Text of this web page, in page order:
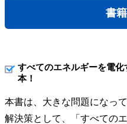
書
すべてのエネルギーを電
本！
本書は、大きな問題になっ
解決策として、「すべての